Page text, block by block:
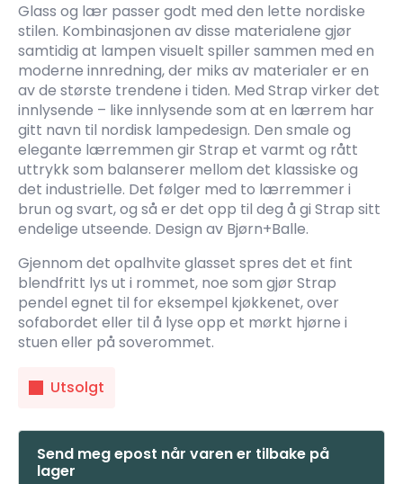
Glass og lær passer godt med den lette nordiske
stilen. Kombinasjonen av disse materialene gjør
samtidig at lampen visuelt spiller sammen med en
moderne innredning, der miks av materialer er en
av de største trendene i tiden. Med Strap virker det
innlysende – like innlysende som at en lærrem har
gitt navn til nordisk lampedesign. Den smale og
elegante lærremmen gir Strap et varmt og rått
uttrykk som balanserer mellom det klassiske og
det industrielle. Det følger med to lærremmer i
brun og svart, og så er det opp til deg å gi Strap sitt
endelige utseende. Design av Bjørn+Balle.
Gjennom det opalhvite glasset spres det et fint
blendfritt lys ut i rommet, noe som gjør Strap
pendel egnet til for eksempel kjøkkenet, over
sofabordet eller til å lyse opp et mørkt hjørne i
stuen eller på soverommet.
Utsolgt
Send meg epost når varen er tilbake på
lager